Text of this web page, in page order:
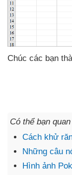
Chúc các bạn
Có thể bạn
Cách khử
Những câu
Hình ảnh